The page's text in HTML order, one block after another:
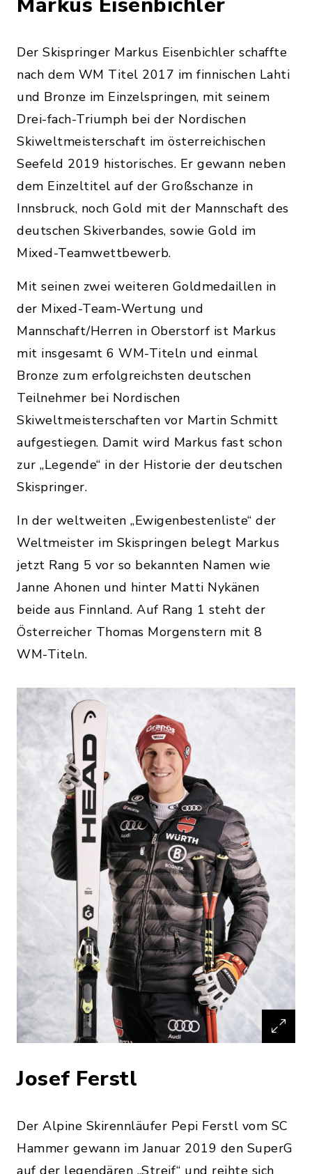
Der Skispringer Markus Eisenbichler schaffte
nach dem WM Titel 2017 im finnischen Lahti
und Bronze im Einzelspringen, mit seinem
Drei-fach-Triumph bei der Nordischen
Skiweltmeisterschaft im österreichischen
Seefeld 2019 historisches. Er gewann neben
dem Einzeltitel auf der Großschanze in
Innsbruck, noch Gold mit der Mannschaft des
deutschen Skiverbandes, sowie Gold im
Mixed-Teamwettbewerb.
Mit seinen zwei weiteren Goldmedaillen in
der Mixed-Team-Wertung und
Mannschaft/Herren in Oberstorf ist Markus
mit insgesamt 6 WM-Titeln und einmal
Bronze zum erfolgreichsten deutschen
Teilnehmer bei Nordischen
Skiweltmeisterschaften vor Martin Schmitt
aufgestiegen. Damit wird Markus fast schon
zur „Legende“ in der Historie der deutschen
Skispringer.
In der weltweiten „Ewigenbestenliste“ der
Weltmeister im Skispringen belegt Markus
jetzt Rang 5 vor so bekannten Namen wie
Janne Ahonen und hinter Matti Nykänen
beide aus Finnland. Auf Rang 1 steht der
Österreicher Thomas Morgenstern mit 8
WM-Titeln.
Josef Ferstl
Der Alpine Skirennläufer Pepi Ferstl vom SC
Hammer gewann im Januar 2019 den SuperG
auf der legendären „Streif“ und reihte sich